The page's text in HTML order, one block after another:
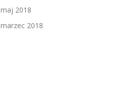
maj 2018
marzec 2018